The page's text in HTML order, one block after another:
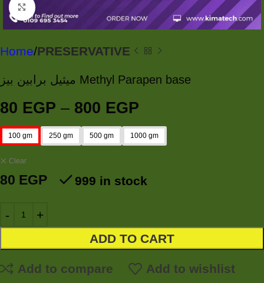
Click to enlarge
Home PRESERVATIVE
ميثيل برابين بيز Methyl Parapen base
80 EGP – 800 EGP
100 gm 250 gm 500 gm 1000 gm
Clear
80 EGP 999 in stock
ADD TO CART
Add to compare Add to wishlist